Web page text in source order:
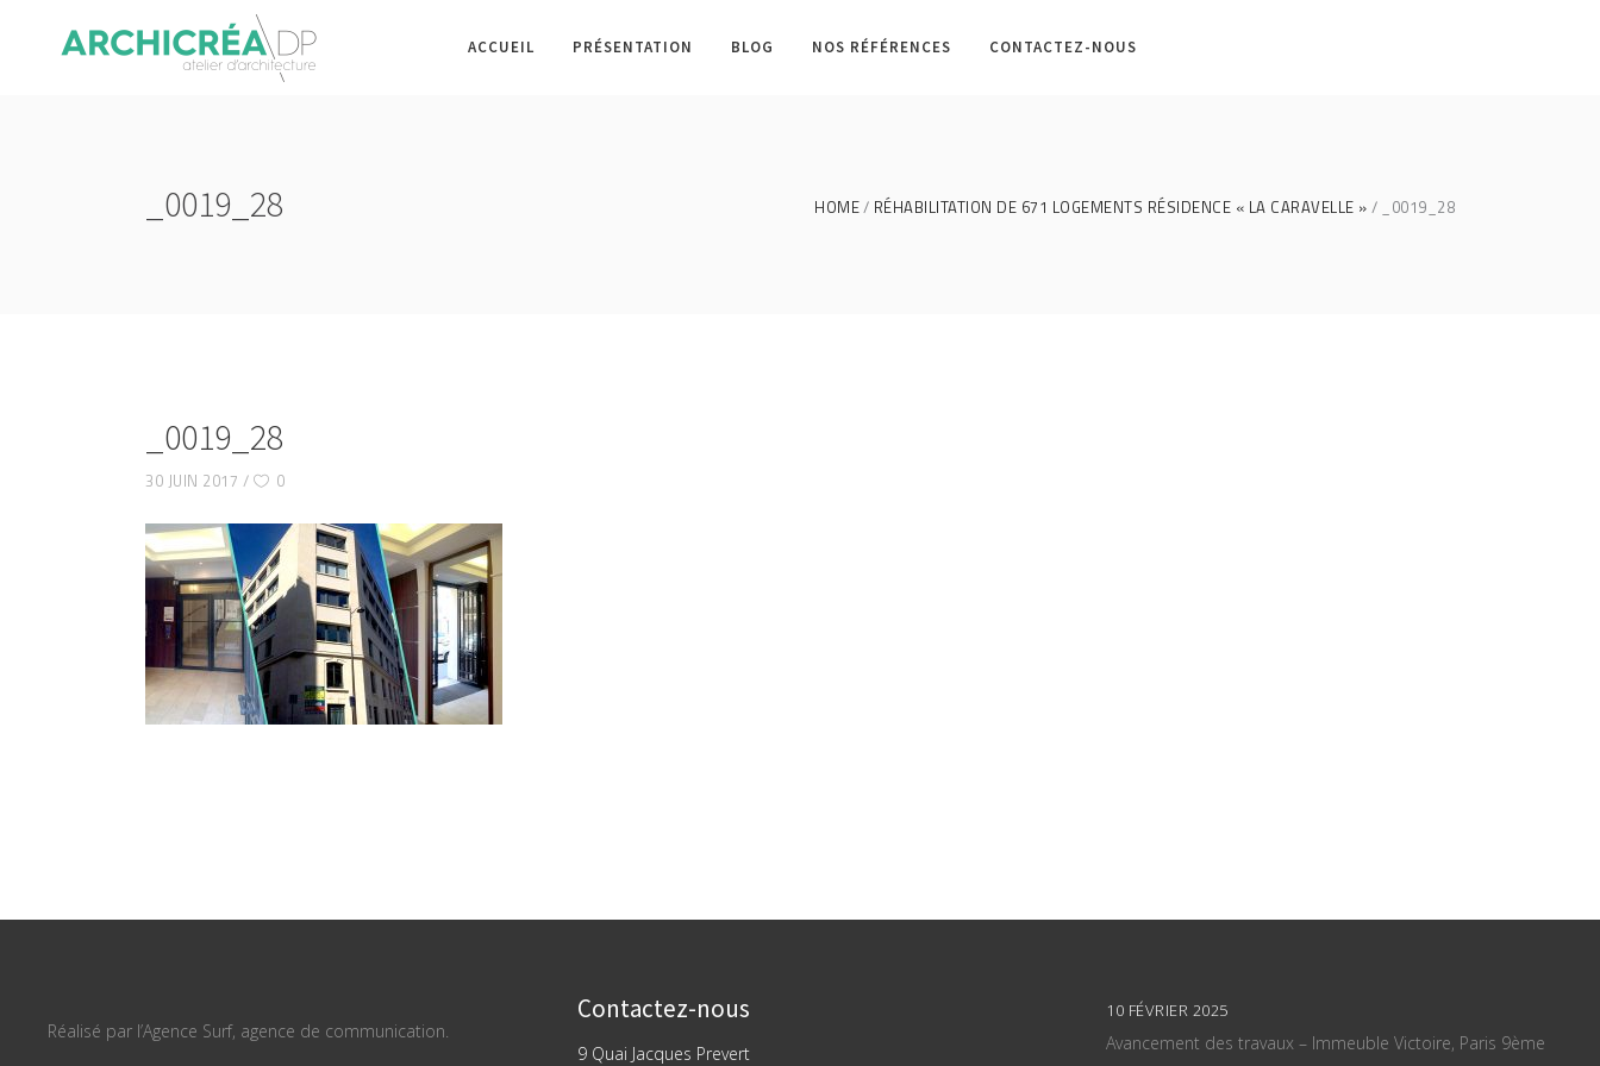
ACCUEIL PRÉSENTATION BLOG NOS RÉFÉRENCES CONTACTEZ-NOUS
_0019_28 HOME RÉHABILITATION DE 671 LOGEMENTS RÉSIDENCE « LA CARAVELLE » _0019_28
_0019_28
30 JUIN 2017 0
Réalisé par l’Agence Surf, agence de communication.
Contactez-nous
9 Quai Jacques Prevert
10 FÉVRIER 2025
Avancement des travaux – Immeuble Victoire, Paris 9ème